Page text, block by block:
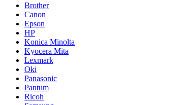
Brother
Canon
Epson
HP
Konica Minolta
Kyocera Mita
Lexmark
Oki
Panasonic
Pantum
Ricoh